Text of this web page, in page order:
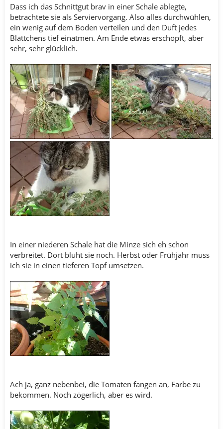
Dass ich das Schnittgut brav in einer Schale ablegte,
betrachtete sie als Serviervorgang. Also alles durchwühlen,
ein wenig auf dem Boden verteilen und den Duft jedes
Blättchens tief einatmen. Am Ende etwas erschöpft, aber
sehr, sehr glücklich.
. .
In einer niederen Schale hat die Minze sich eh schon
verbreitet. Dort blüht sie noch. Herbst oder Frühjahr muss
ich sie in einen tieferen Topf umsetzen.
Ach ja, ganz nebenbei, die Tomaten fangen an, Farbe zu
bekommen. Noch zögerlich, aber es wird.